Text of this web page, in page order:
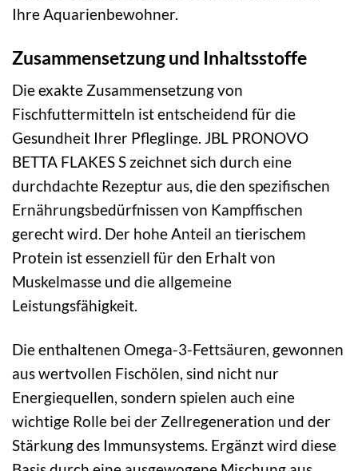
Ihre Aquarienbewohner.
Zusammensetzung und Inhaltsstoffe
Die exakte Zusammensetzung von
Fischfuttermitteln ist entscheidend für die
Gesundheit Ihrer Pfleglinge. JBL PRONOVO
BETTA FLAKES S zeichnet sich durch eine
durchdachte Rezeptur aus, die den spezifischen
Ernährungsbedürfnissen von Kampffischen
gerecht wird. Der hohe Anteil an tierischem
Protein ist essenziell für den Erhalt von
Muskelmasse und die allgemeine
Leistungsfähigkeit.
Die enthaltenen Omega-3-Fettsäuren, gewonnen
aus wertvollen Fischölen, sind nicht nur
Energiequellen, sondern spielen auch eine
wichtige Rolle bei der Zellregeneration und der
Stärkung des Immunsystems. Ergänzt wird diese